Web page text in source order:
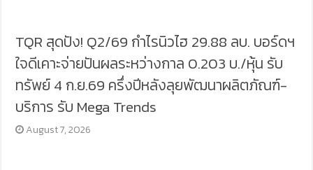
TQR สุดปัง! Q2/69 กำไรนิวไฮ 29.88 ลบ. บอร์ดฯ
ใจดีเคาะจ่ายปันผลระหว่างกาล 0.203 บ./หุ้น รับ
ทรัพย์ 4 ก.ย.69 ครึ่งปีหลังลุยพัฒนาผลิตภัณฑ์-
บริการ รับ Mega Trends
August 7, 2026